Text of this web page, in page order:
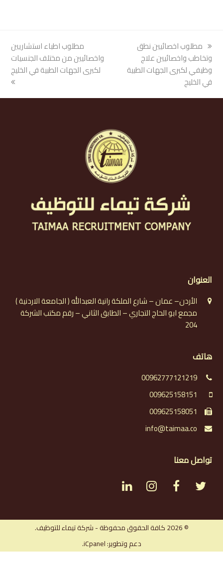
previous
post:
مطلوب اخصائيين نطق
وتخاطب واخصائيين علاج
وظيفي لكبرى الجهات الطبية
في الخليج
next
post:
مطلوب اطباء استشاريين
واخصائيين من مختلف الجنسيات
لكبرى الجهات الطبية في الخليج
العنوان
الأردن– عمان – شارع الملكة رانية العبدالله ( الجامعة الاردنية )
مجمع ابو الحاج التجاري – الطابق الثاني – رقم مكتب الشركة
204
هاتف
00962777121219
009625158151
009625158051
info@taimaa.co
تواصل معنا
t
c
e
I
s
t
L
n
k
© 2026 كافة الحقوق محفوظة - شركة تيماء للتوظيف.
دعم وتطوير: iCpanel.